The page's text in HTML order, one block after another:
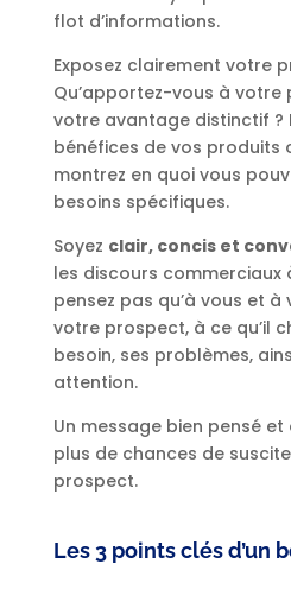
flot d’informations.
Exposez clairement votre
Qu’apportez-vous à votre
votre avantage distinctif ?
bénéfices de vos produits
montrez en quoi vous
besoins spécifiques.
Soyez clair, concis et
les discours commerciaux
pensez pas qu’à vous et
votre prospect, à ce qu’il
besoin, ses problèmes,
attention.
Un message bien pensé
plus de chances de
prospect.
Les 3 points clés d’un